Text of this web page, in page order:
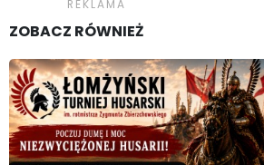
ZOBACZ RÓWNIEŻ